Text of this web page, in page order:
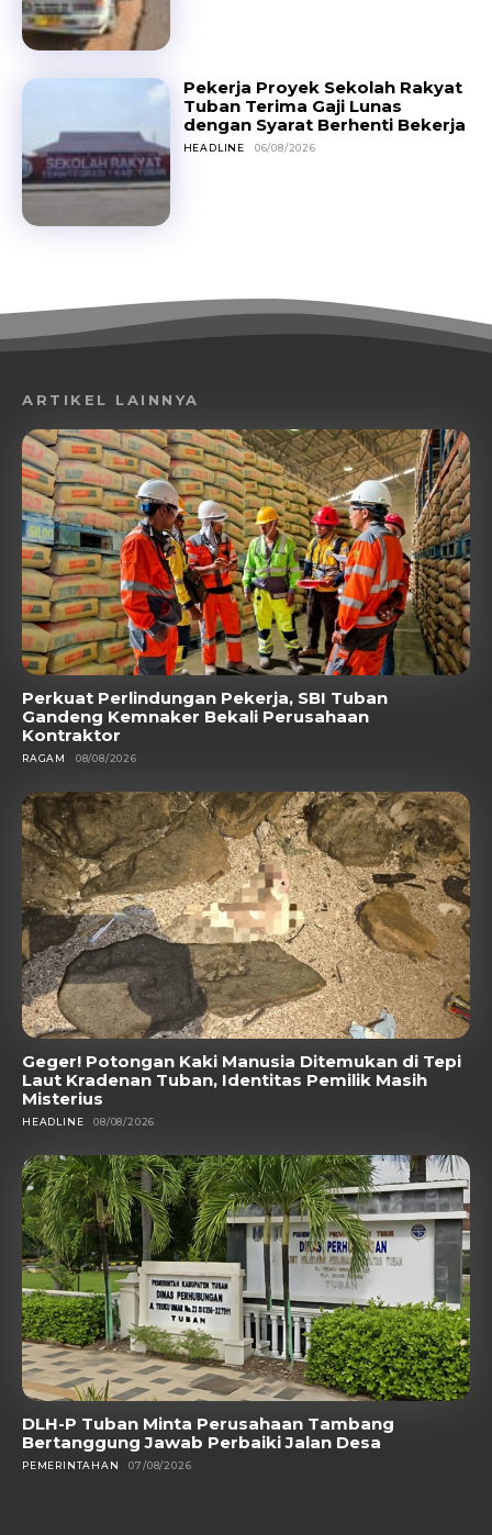
Pekerja Proyek Sekolah Rakyat
Tuban Terima Gaji Lunas
dengan Syarat Berhenti Bekerja
HEADLINE 06/08/2026
ARTIKEL LAINNYA
Perkuat Perlindungan Pekerja, SBI Tuban
Gandeng Kemnaker Bekali Perusahaan
Kontraktor
RAGAM 08/08/2026
Geger! Potongan Kaki Manusia Ditemukan di Tepi
Laut Kradenan Tuban, Identitas Pemilik Masih
Misterius
HEADLINE 08/08/2026
DLH-P Tuban Minta Perusahaan Tambang
Bertanggung Jawab Perbaiki Jalan Desa
PEMERINTAHAN 07/08/2026